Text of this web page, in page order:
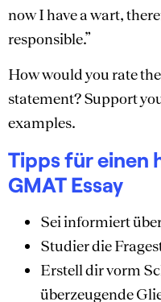
now I have a wart,
responsible.”
How would you rate
statement? Support
examples.
Tipps für einen
GMAT Essay
Sei informiert
Studier die
Erstell dir vorm
überzeugende